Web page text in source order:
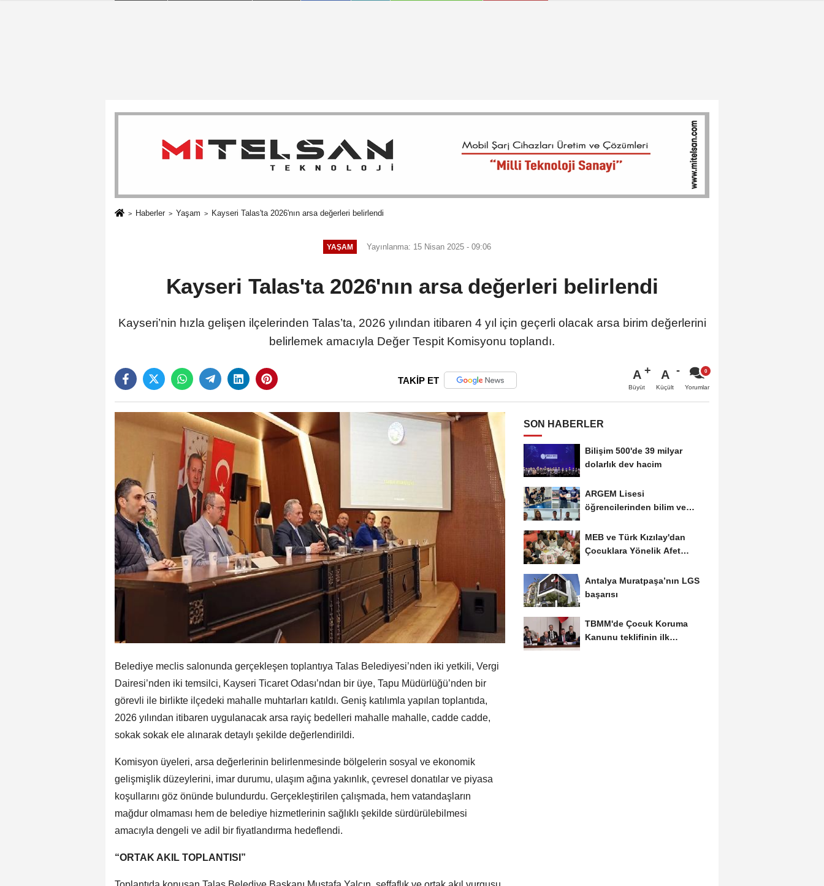
Haberler Yaşam Kayseri Talas'ta 2026'nın arsa değerleri belirlendi
YAŞAM Yayınlanma: 15 Nisan 2025 - 09:06
Kayseri Talas'ta 2026'nın arsa değerleri belirlendi
Kayseri’nin hızla gelişen ilçelerinden Talas’ta, 2026 yılından itibaren 4 yıl için geçerli olacak arsa birim değerlerini
belirlemek amacıyla Değer Tespit Komisyonu toplandı.
TAKİP ET A
Büyüt
A
Küçült Yorumlar
Belediye meclis salonunda gerçekleşen toplantıya Talas Belediyesi’nden iki yetkili, Vergi
Dairesi’nden iki temsilci, Kayseri Ticaret Odası’ndan bir üye, Tapu Müdürlüğü’nden bir
görevli ile birlikte ilçedeki mahalle muhtarları katıldı. Geniş katılımla yapılan toplantıda,
2026 yılından itibaren uygulanacak arsa rayiç bedelleri mahalle mahalle, cadde cadde,
sokak sokak ele alınarak detaylı şekilde değerlendirildi.
Komisyon üyeleri, arsa değerlerinin belirlenmesinde bölgelerin sosyal ve ekonomik
gelişmişlik düzeylerini, imar durumu, ulaşım ağına yakınlık, çevresel donatılar ve piyasa
koşullarını göz önünde bulundurdu. Gerçekleştirilen çalışmada, hem vatandaşların
mağdur olmaması hem de belediye hizmetlerinin sağlıklı şekilde sürdürülebilmesi
amacıyla dengeli ve adil bir fiyatlandırma hedeflendi.
“ORTAK AKIL TOPLANTISI”
SON HABERLER
Bilişim 500'de 39 milyar
dolarlık dev hacim
ARGEM Lisesi
öğrencilerinden bilim ve
MEB ve Türk Kızılay'dan
Çocuklara Yönelik Afet
Antalya Muratpaşa’nın LGS
başarısı
TBMM'de Çocuk Koruma
Kanunu teklifinin ilk